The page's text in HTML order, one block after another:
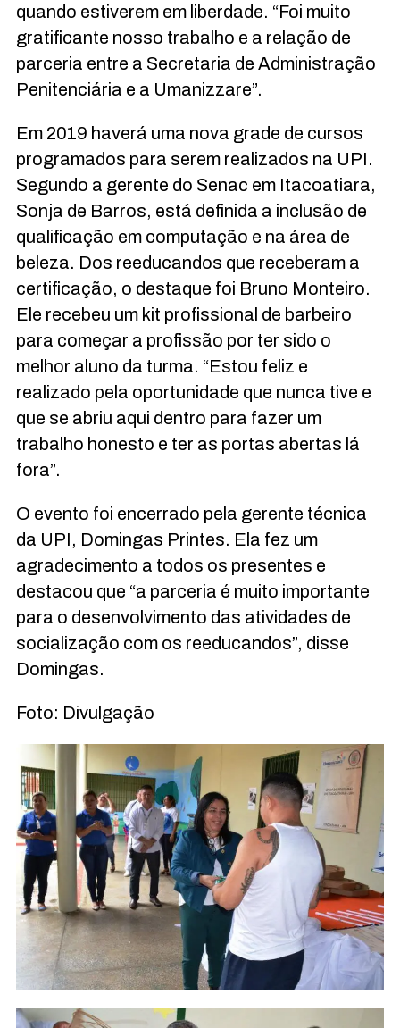
quando estiverem em liberdade. “Foi muito
gratificante nosso trabalho e a relação de
parceria entre a Secretaria de Administração
Penitenciária e a Umanizzare”.
Em 2019 haverá uma nova grade de cursos
programados para serem realizados na UPI.
Segundo a gerente do Senac em Itacoatiara,
Sonja de Barros, está definida a inclusão de
qualificação em computação e na área de
beleza. Dos reeducandos que receberam a
certificação, o destaque foi Bruno Monteiro.
Ele recebeu um kit profissional de barbeiro
para começar a profissão por ter sido o
melhor aluno da turma. “Estou feliz e
realizado pela oportunidade que nunca tive e
que se abriu aqui dentro para fazer um
trabalho honesto e ter as portas abertas lá
fora”.
O evento foi encerrado pela gerente técnica
da UPI, Domingas Printes. Ela fez um
agradecimento a todos os presentes e
destacou que “a parceria é muito importante
para o desenvolvimento das atividades de
socialização com os reeducandos”, disse
Domingas.
Foto: Divulgação